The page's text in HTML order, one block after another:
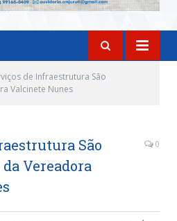
de Infraestrutura São
Valcinete Nunes
São
Vereadora
0